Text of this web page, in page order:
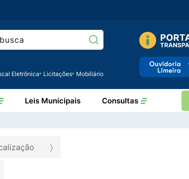
Pesquisar:
Eletrônica Licitações Mobiliário
Leis Municipais Consultas